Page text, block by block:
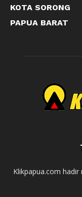
KOTA SORONG
PAPUA BARAT
Klikpapua.com